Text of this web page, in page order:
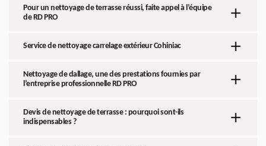
Pour un nettoyage de terrasse réussi, faite appel à l’équipe
de RD PRO
Service de nettoyage carrelage extérieur Cohiniac
Nettoyage de dallage, une des prestations fournies par
l’entreprise professionnelle RD PRO
Devis de nettoyage de terrasse : pourquoi sont-ils
indispensables ?